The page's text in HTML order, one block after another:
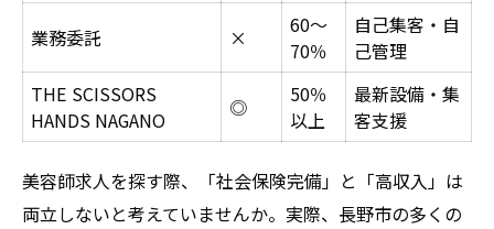
業務委託 ×
60〜
70％
自己集客・自
己管理
THE SCISSORS
HANDS NAGANO
◎
50％
以上
最新設備・集
客支援
美容師求人を探す際、「社会保険完備」と「高収入」は
両立しないと考えていませんか。実際、長野市の多くの